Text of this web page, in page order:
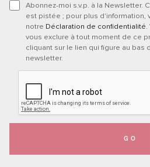
Abonnez-moi s.v.p. à la Newsletter.
est pistée ; pour plus d'information,
notre Déclaration de confidentialité.
vous exclure à tout moment de ce
cliquant sur le lien qui figure au bas
newsletter.
GO